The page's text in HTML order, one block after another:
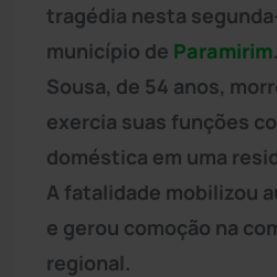
tragédia nesta
município de Paramirim
Sousa, de 54 anos,
exercia suas funções
doméstica em uma
A fatalidade mobilizou
e gerou comoção na
regional.